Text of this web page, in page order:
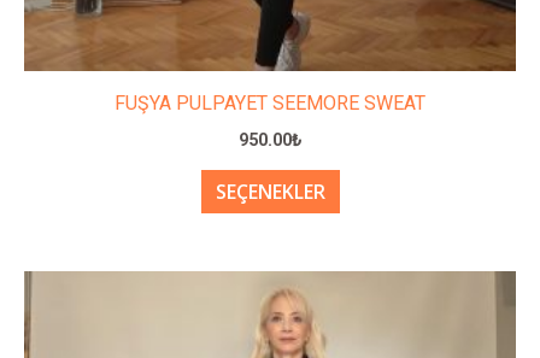
FUŞYA PULPAYET SEEMORE SWEAT
950.00₺
SEÇENEKLER